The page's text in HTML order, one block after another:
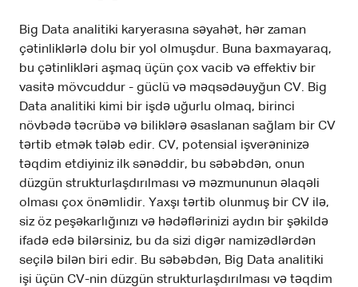
Big Data analitiki karyerasına səyahət, hər zaman
çətinliklərlə dolu bir yol olmuşdur. Buna baxmayaraq,
bu çətinlikləri aşmaq üçün çox vacib və effektiv bir
vasitə mövcuddur - güclü və məqsədəuyğun CV. Big
Data analitiki kimi bir işdə uğurlu olmaq, birinci
növbədə təcrübə və biliklərə əsaslanan sağlam bir CV
tərtib etmək tələb edir. CV, potensial işverəninizə
təqdim etdiyiniz ilk sənəddir, bu səbəbdən, onun
düzgün strukturlaşdırılması və məzmununun əlaqəli
olması çox önəmlidir. Yaxşı tərtib olunmuş bir CV ilə,
siz öz peşəkarlığınızı və hədəflərinizi aydın bir şəkildə
ifadə edə bilərsiniz, bu da sizi digər namizədlərdən
seçilə bilən biri edir. Bu səbəbdən, Big Data analitiki
işi üçün CV-nin düzgün strukturlaşdırılması və təqdim